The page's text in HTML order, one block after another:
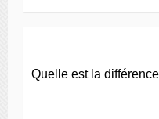
Quelle est la